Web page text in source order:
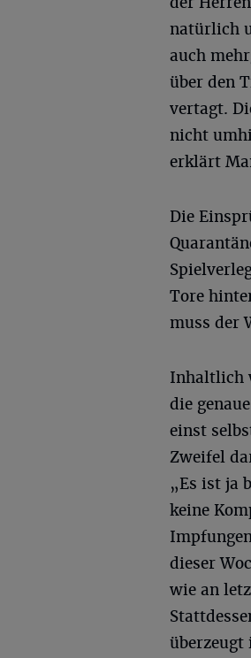
natürlich
auch
über den
vertagt.
nicht
erklärt
Die
Tore
muss der
Inhaltlich
die
einst
Zweifel
„Es ist ja
keine
dieser
wie an
überzeugt